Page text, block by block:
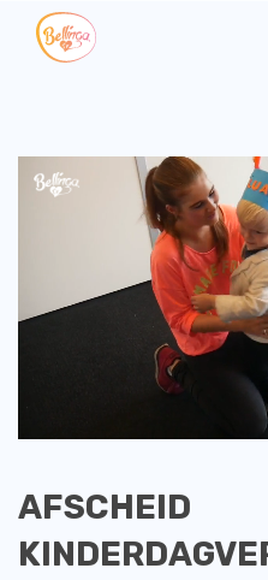
AFSCHEID